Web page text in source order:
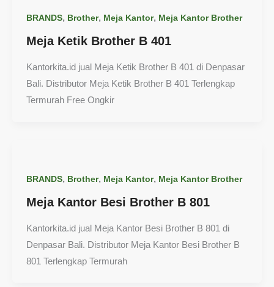
BRANDS, Brother, Meja Kantor, Meja Kantor Brother
Meja Ketik Brother B 401
Kantorkita.id jual Meja Ketik Brother B 401 di Denpasar
Bali. Distributor Meja Ketik Brother B 401 Terlengkap
Termurah Free Ongkir
BRANDS, Brother, Meja Kantor, Meja Kantor Brother
Meja Kantor Besi Brother B 801
Kantorkita.id jual Meja Kantor Besi Brother B 801 di
Denpasar Bali. Distributor Meja Kantor Besi Brother B
801 Terlengkap Termurah